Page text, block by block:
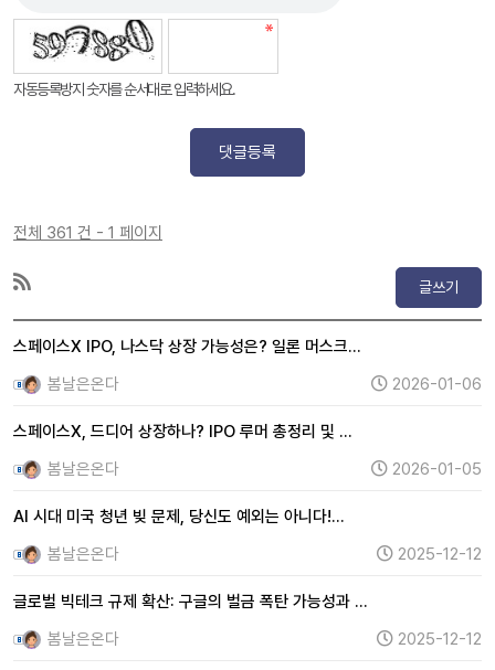
자동등록방지 숫자를 순서대로 입력하세요.
댓글등록
전체 361 건 - 1 페이지
글쓰기
스페이스X IPO, 나스닥 상장 가능성은? 일론 머스크…
봄날은온다
2026-01-06
스페이스X, 드디어 상장하나? IPO 루머 총정리 및 …
봄날은온다
2026-01-05
AI 시대 미국 청년 빚 문제, 당신도 예외는 아니다!…
봄날은온다
2025-12-12
글로벌 빅테크 규제 확산: 구글의 벌금 폭탄 가능성과 …
봄날은온다
2025-12-12